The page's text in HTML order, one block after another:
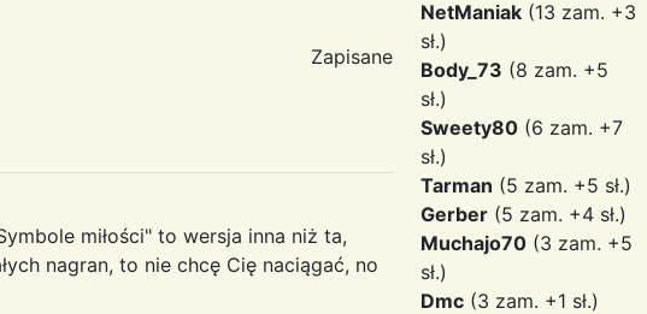
Zapisane
miłości" to wersja inna niż ta,
nagran, to nie chcę Cię naciągać, no
NetManiak (13 zam. +3
sł.)
Body_73 (8 zam. +5
sł.)
Sweety80 (6 zam. +7
sł.)
Tarman (5 zam. +5 sł.)
Gerber (5 zam. +4 sł.)
Muchajo70 (3 zam. +5
sł.)
Dmc (3 zam. +1 sł.)